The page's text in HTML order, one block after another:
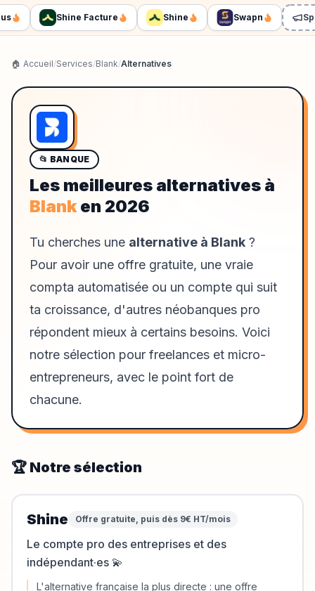
Shine Facture Shine Swapn
🏠 Accueil/Services/Blank/Alternatives
📂 BANQUE
Les meilleures alternatives à
Blanken 2026
Tu cherches une alternative à Blank ?
Pour avoir une offre gratuite, une vraie
compta automatisée ou un compte qui suit
ta croissance, d'autres néobanques pro
répondent mieux à certains besoins. Voici
notre sélection pour freelances et micro-
entrepreneurs, avec le point fort de
chacune.
🏆 Notre sélection
Shine Offre gratuite, puis dès 9€ HT/mois
Le compte pro des entreprises et des
indépendant·es 💫
L'alternative française la plus directe : une offre